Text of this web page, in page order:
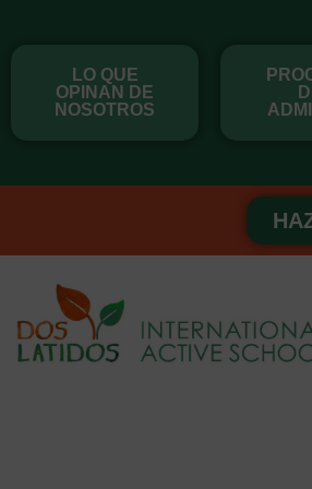
contenidoLO QUE
OPINAN DE
NOSOTROS